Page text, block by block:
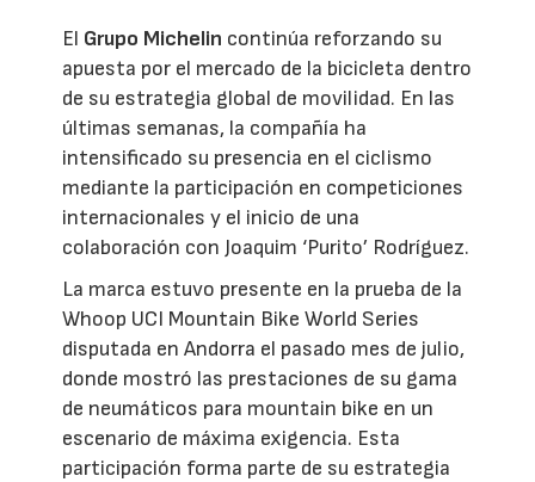
El Grupo Michelin continúa reforzando su
apuesta por el mercado de la bicicleta dentro
de su estrategia global de movilidad. En las
últimas semanas, la compañía ha
intensificado su presencia en el ciclismo
mediante la participación en competiciones
internacionales y el inicio de una
colaboración con Joaquim ‘Purito’ Rodríguez.
La marca estuvo presente en la prueba de la
Whoop UCI Mountain Bike World Series
disputada en Andorra el pasado mes de julio,
donde mostró las prestaciones de su gama
de neumáticos para mountain bike en un
escenario de máxima exigencia. Esta
participación forma parte de su estrategia